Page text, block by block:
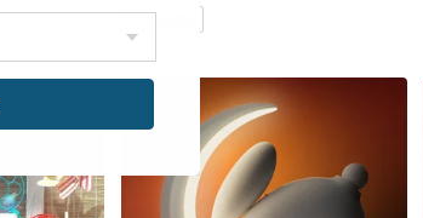
Pinkoi限定